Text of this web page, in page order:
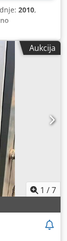
2010,
Aukcija
1 /7